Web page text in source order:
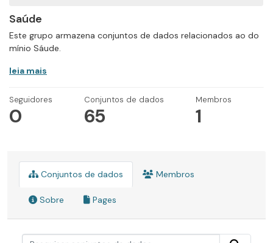
Saúde
Este grupo armazena conjuntos de dados relacionados ao do
mínio Sáude.
leia mais
Seguidores
0
Conjuntos de dados
65
Membros
1
Conjuntos de dados Membros
Sobre Pages